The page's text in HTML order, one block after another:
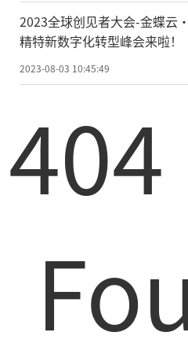
2023全球创见者大会-金蝶云
精特新数字化转型峰会来啦！
2023-08-03 10:45:49